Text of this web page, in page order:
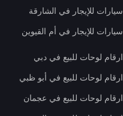
سيارات للإيجار في الشارقة
سيارات للإيجار في أم القيوين
ارقام لوحات للبيع في دبي
ارقام لوحات للبيع في أبو ظبي
ارقام لوحات للبيع في عجمان